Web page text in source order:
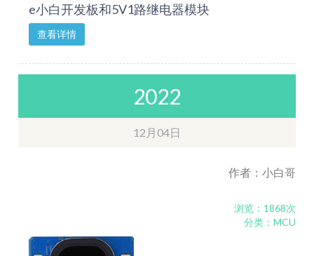
e小白开发板和5V1路继电器模块
查看详情
2022
12月04日
作者：小白哥
浏览：1868次
分类：MCU